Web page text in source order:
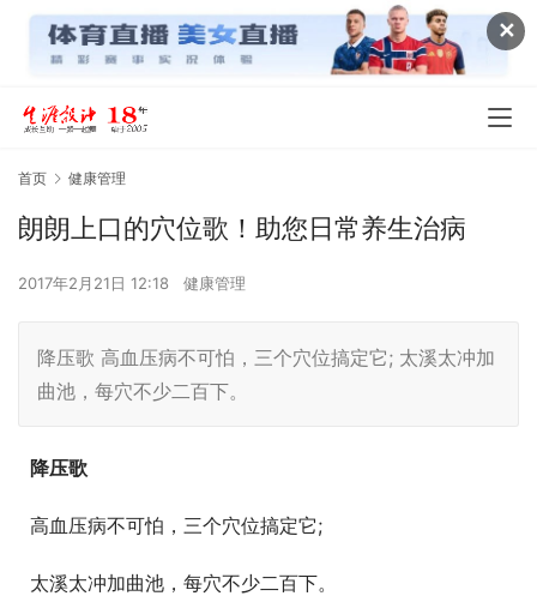
✕
首页 健康管理
朗朗上口的穴位歌！助您日常养生治病
2017年2月21日 12:18 健康管理
降压歌 高血压病不可怕，三个穴位搞定它; 太溪太冲加
曲池，每穴不少二百下。
降压歌
  高血压病不可怕，三个穴位搞定它;
  太溪太冲加曲池，每穴不少二百下。